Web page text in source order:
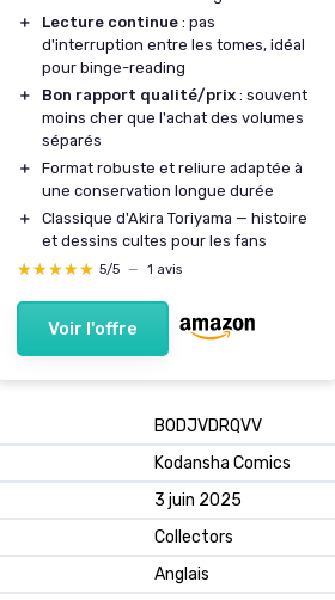
＋
Lecture continue : pas
d'interruption entre les tomes, idéal
pour binge-reading
＋
Bon rapport qualité/prix : souvent
moins cher que l'achat des volumes
séparés
＋
Format robuste et reliure adaptée à
une conservation longue durée
＋
Classique d'Akira Toriyama — histoire
et dessins cultes pour les fans
★★★★★
★★★★★ 5/5 — 1 avis
Voir l'offre
B0DJVDRQVV
Kodansha Comics
3 juin 2025
Collectors
Anglais